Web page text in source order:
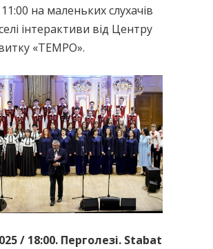
на маленьких слухачів
інтерактиви від Центру
«TEMPO».
/ 18:00. Перголезі. Stabat